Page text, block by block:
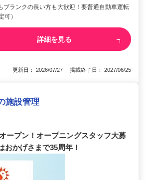
ブランクの長い方も大歓迎！要普通自動車運転
可）
詳細を見る
更新日： 2026/07/27 掲載終了日： 2027/06/25
施設管理
ープン！オープニングスタッフ大募
おかげさまで35周年！